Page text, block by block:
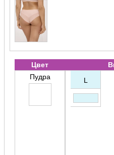
Цвет
Пудра
L